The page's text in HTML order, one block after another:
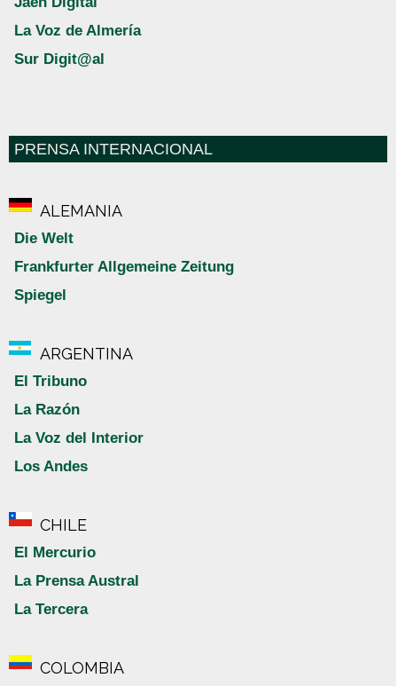
La Voz de Almería
Sur Digit@al
PRENSA INTERNACIONAL
ALEMANIA
Die Welt
Frankfurter Allgemeine Zeitung
Spiegel
ARGENTINA
El Tribuno
La Razón
La Voz del Interior
Los Andes
CHILE
El Mercurio
La Prensa Austral
La Tercera
COLOMBIA